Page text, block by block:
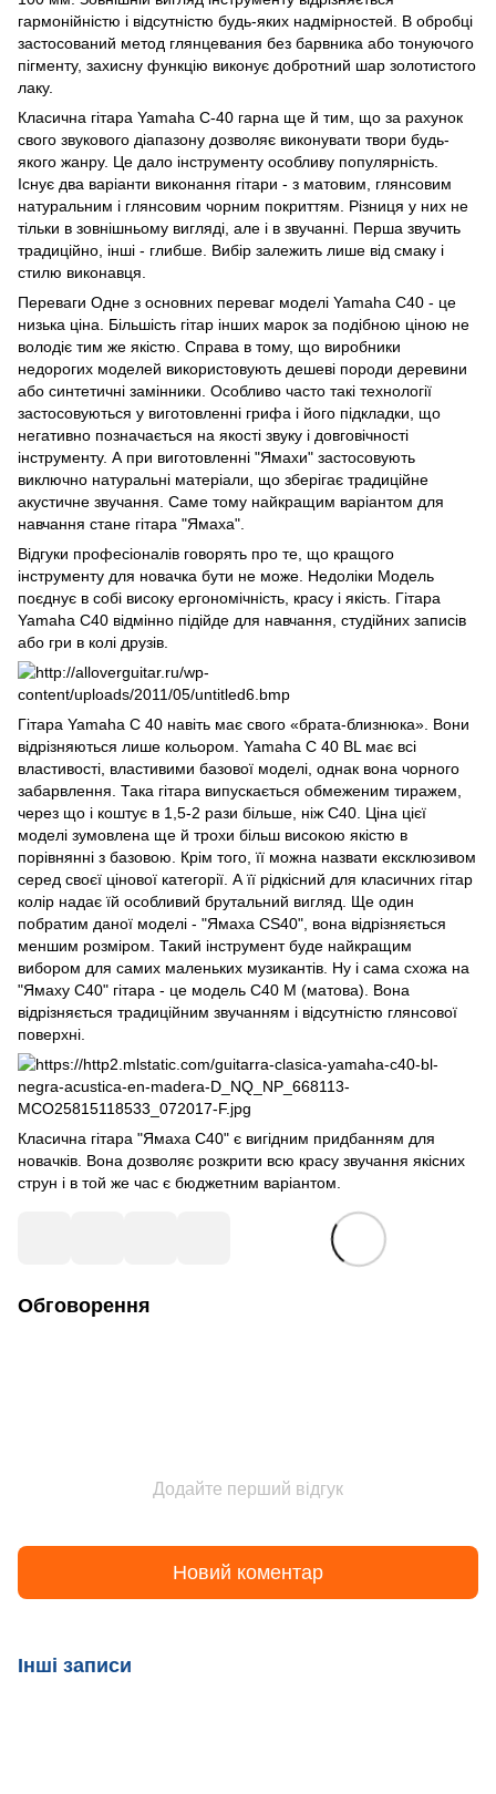
гармонійністю і відсутністю будь-яких надмірностей. В обробці
застосований метод глянцевания без барвника або тонуючого
пігменту, захисну функцію виконує добротний шар золотистого
лаку.
Класична гітара Yamaha C-40 гарна ще й тим, що за рахунок
свого звукового діапазону дозволяє виконувати твори будь-
якого жанру. Це дало інструменту особливу популярність.
Існує два варіанти виконання гітари - з матовим, глянсовим
натуральним і глянсовим чорним покриттям. Різниця у них не
тільки в зовнішньому вигляді, але і в звучанні. Перша звучить
традиційно, інші - глибше. Вибір залежить лише від смаку і
стилю виконавця.
Переваги Одне з основних переваг моделі Yamaha C40 - це
низька ціна. Більшість гітар інших марок за подібною ціною не
володіє тим же якістю. Справа в тому, що виробники
недорогих моделей використовують дешеві породи деревини
або синтетичні замінники. Особливо часто такі технології
застосовуються у виготовленні грифа і його підкладки, що
негативно позначається на якості звуку і довговічності
інструменту. А при виготовленні "Ямахи" застосовують
виключно натуральні матеріали, що зберігає традиційне
акустичне звучання. Саме тому найкращим варіантом для
навчання стане гітара "Ямаха".
Відгуки професіоналів говорять про те, що кращого
інструменту для новачка бути не може. Недоліки Модель
поєднує в собі високу ергономічність, красу і якість. Гітара
Yamaha C40 відмінно підійде для навчання, студійних записів
або гри в колі друзів.
Гітара Yamaha C 40 навіть має свого «брата-близнюка». Вони
відрізняються лише кольором. Yamaha C 40 BL має всі
властивості, властивими базової моделі, однак вона чорного
забарвлення. Така гітара випускається обмеженим тиражем,
через що і коштує в 1,5-2 рази більше, ніж C40. Ціна цієї
моделі зумовлена ​​ще й трохи більш високою якістю в
порівнянні з базовою. Крім того, її можна назвати ексклюзивом
серед своєї цінової категорії. А її рідкісний для класичних гітар
колір надає їй особливий брутальний вигляд. Ще один
побратим даної моделі - "Ямаха CS40", вона відрізняється
меншим розміром. Такий інструмент буде найкращим
вибором для самих маленьких музикантів. Ну і сама схожа на
"Ямаху C40" гітара - це модель C40 M (матова). Вона
відрізняється традиційним звучанням і відсутністю глянсової
поверхні.
Класична гітара "Ямаха C40" є вигідним придбанням для
новачків. Вона дозволяє розкрити всю красу звучання якісних
струн і в той же час є бюджетним варіантом.
Обговорення
Додайте перший відгук
Новий коментар
Інші записи